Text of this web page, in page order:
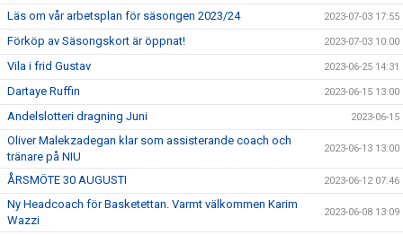
Läs om vår arbetsplan för säsongen 2023/24 2023-07-03 17:55
Förköp av Säsongskort är öppnat! 2023-07-03 10:00
Vila i frid Gustav 2023-06-25 14:31
Dartaye Ruffin 2023-06-15 13:00
Andelslotteri dragning Juni 2023-06-15
Oliver Malekzadegan klar som assisterande coach och
tränare på NIU
2023-06-13 13:00
ÅRSMÖTE 30 AUGUSTI 2023-06-12 07:46
Ny Headcoach för Basketettan. Varmt välkommen Karim
Wazzi
2023-06-08 13:09